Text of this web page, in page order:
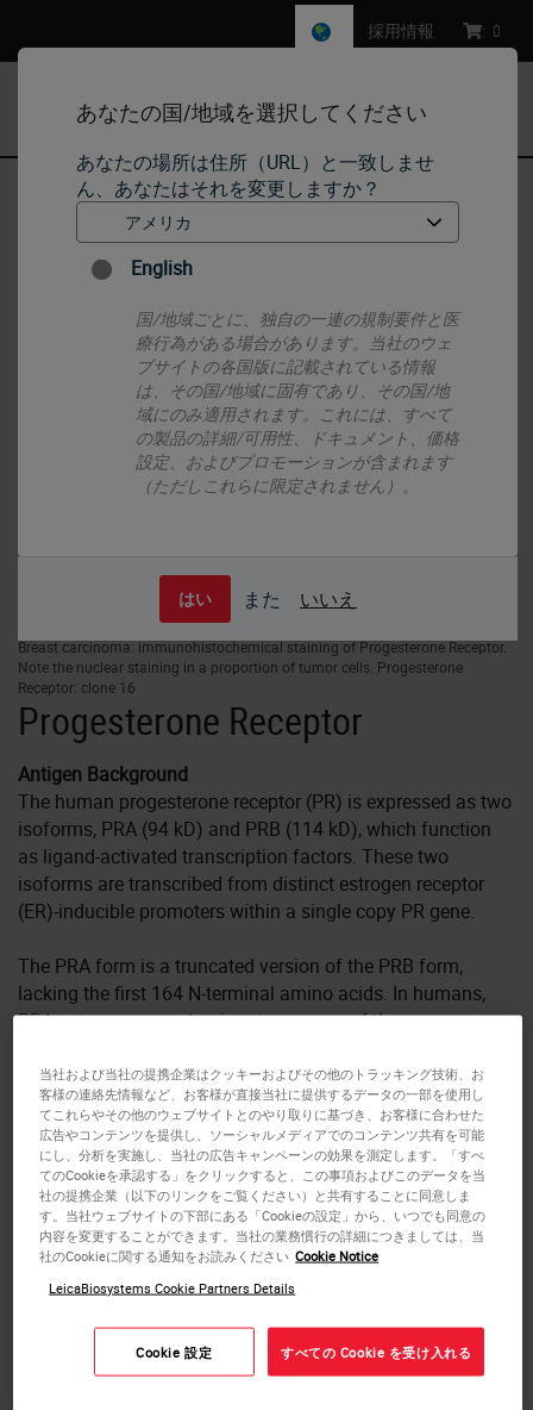
あなたの国/地域を選択してください
あなたの場所は住所（URL）と一致しませ
ん、あなたはそれを変更しますか？
English
国/地域ごとに、独自の一連の規制要件と医
療行為がある場合があります。当社のウェ
ブサイトの各国版に記載されている情報
は、その国/地域に固有であり、その国/地
域にのみ適用されます。これには、すべて
の製品の詳細/可用性、ドキュメント、価格
設定、およびプロモーションが含まれます
（ただしこれらに限定されません）。
はい また いいえ
採用情報 : 0
IHC & ISH • IHC Primary Antibodies
Progesterone Receptor
Breast carcinoma: immunohistochemical staining of Progesterone Receptor.
Note the nuclear staining in a proportion of tumor cells. Progesterone
Receptor: clone 16
Progesterone Receptor
Antigen Background
The human progesterone receptor (PR) is expressed as two
isoforms, PRA (94 kD) and PRB (114 kD), which function
as ligand-activated transcription factors. These two
isoforms are transcribed from distinct estrogen receptor
(ER)-inducible promoters within a single copy PR gene.
The PRA form is a truncated version of the PRB form,
lacking the first 164 N-terminal amino acids. In humans,
PRA acts as a transdominant repressor of the
androgen receptor and mineralocorticoid receptor.PRB
functions mainly as a transcriptional activator. PRB is
expressed strongly in endometrial glandular and stromal
nuclei in the proliferative phase of the menstrual cycle and
weakly during the secretory phase and early pregnancy.
Product Specific Information
Clone 16 is specific for a region of the N-terminus of the A
form of PR. The precise epitope has not been mapped but
it reacts with both A and B forms of PR by Western blot but
only with the A form by immunohistochemistry. This
suggests that the epitope is inaccessible in the native
当社および当社の提携企業はクッキーおよびその他のトラッキング技術、お
客様の連絡先情報など、お客様が直接当社に提供するデータの一部を使用し
てこれらやその他のウェブサイトとのやり取りに基づき、お客様に合わせた
広告やコンテンツを提供し、ソーシャルメディアでのコンテンツ共有を可能
にし、分析を実施し、当社の広告キャンペーンの効果を測定します。「すべ
てのCookieを承認する」をクリックすると、この事項およびこのデータを当
社の提携企業（以下のリンクをご覧ください）と共有することに同意しま
す。当社ウェブサイトの下部にある「Cookieの設定」から、いつでも同意の
内容を変更することができます。当社の業務慣行の詳細につきましては、当
社のCookieに関する通知をお読みください Cookie Notice
LeicaBiosystems Cookie Partners Details
Cookie 設定 すべての Cookie を受け入れる